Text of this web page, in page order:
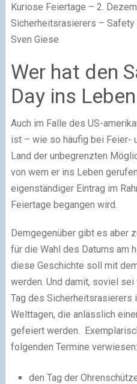
Kuriose Feiertage – 2.
Sicherheitsrasierers – Safety
Sven Giese
Wer hat den
Day ins
Auch im Falle des US-
ist – wie so häufig bei Feier-
Land der unbegrenzten
von wem er ins Leben
eigenständiger Eintrag im
Feiertage begangen wird.
Demgegenüber gibt es aber
für die Wahl des Datums am
diese Geschichte soll mit
werden. Und damit, soviel
Tag des Sicherheitsrasierers
Welttagen, die anlässlich
gefeiert werden.
folgenden Termine verwiesen:
den Tag der